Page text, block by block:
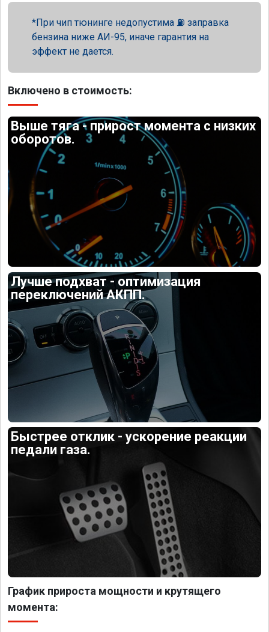
При чип тюнинге недопустима ⛽ заправка
бензина ниже АИ-95, иначе гарантия на
эффект не дается.
Включено в стоимость:
Выше тяга - прирост момента с низких
оборотов.
Лучше подхват - оптимизация
переключений АКПП.
Быстрее отклик - ускорение реакции
педали газа.
График прироста мощности и крутящего
момента: